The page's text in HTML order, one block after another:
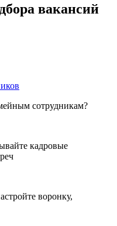
вакансий
сотрудникам?
кадровые
воронку,